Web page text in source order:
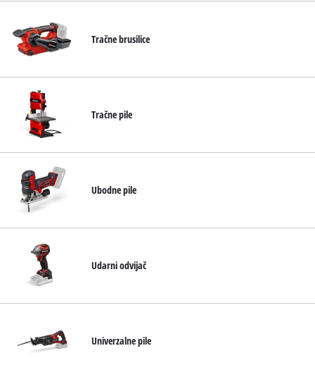
Tračne brusilice
Tračne pile
Ubodne pile
Udarni odvijač
Univerzalne pile